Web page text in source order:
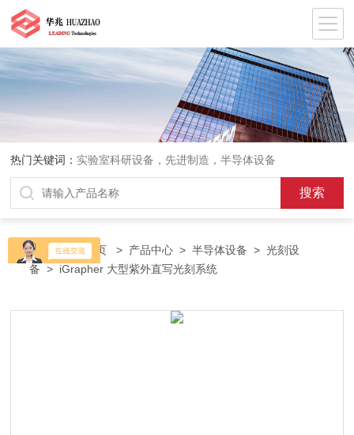
热门关键词： 实验室科研设备，先进制造，半导体设备
当前位置：首页 > 产品中心 >半导体设备 >光刻设
备 > iGrapher 大型紫外直写光刻系统